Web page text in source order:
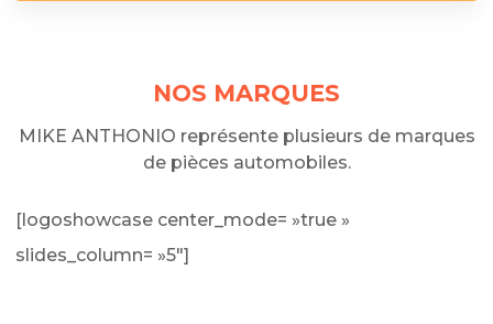
NOS MARQUES
MIKE ANTHONIO représente plusieurs de marques
de pièces automobiles.
[logoshowcase center_mode= »true »
slides_column= »5″]